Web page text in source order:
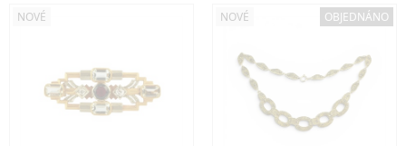
NOVÉ NOVÉ OBJEDNÁNO